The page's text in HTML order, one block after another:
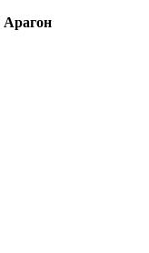
Арагон